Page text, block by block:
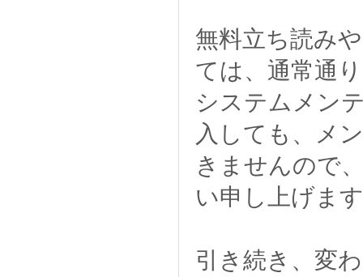
無料立ち読み
ては、通常通
システムメン
入しても、メ
きませんので
い申し上げま
引き続き、変